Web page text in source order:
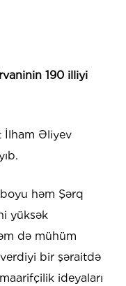
190 illiyi
İlham Əliyev
boyu həm Şərq
yüksək
də mühüm
bir şəraitdə
ideyaları